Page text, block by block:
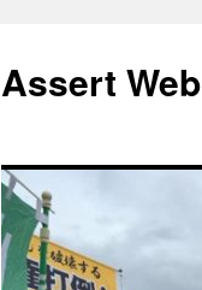
テ
ン
ス
キ
ッ
プ
Assert Web